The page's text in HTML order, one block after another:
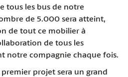
tous les bus de notre
de 5.000 sera atteint,
de tout ce mobilier à
de tous les
notre compagnie chaque fois.
projet sera un grand